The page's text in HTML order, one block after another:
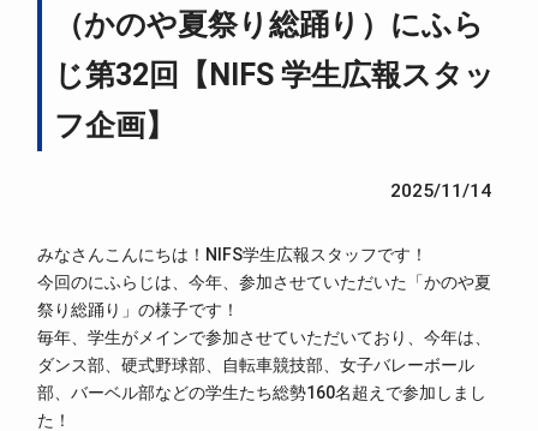
（かのや夏祭り総踊り）にふら
じ第32回【NIFS 学生広報スタッ
フ企画】
2025/11/14
みなさんこんにちは！NIFS学生広報スタッフです！
今回のにふらじは、今年、参加させていただいた「かのや夏
祭り総踊り」の様子です！
毎年、学生がメインで参加させていただいており、今年は、
ダンス部、硬式野球部、自転車競技部、女子バレーボール
部、バーベル部などの学生たち総勢160名超えで参加しまし
た！